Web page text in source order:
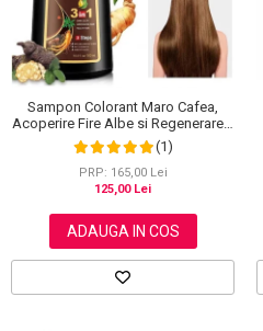
Sampon Colorant Maro Cafea,
Acoperire Fire Albe si Regenerare 3
in 1, #4 Coffee, 500 ml
(1)
PRP: 165,00 Lei
125,00 Lei
ADAUGA IN COS